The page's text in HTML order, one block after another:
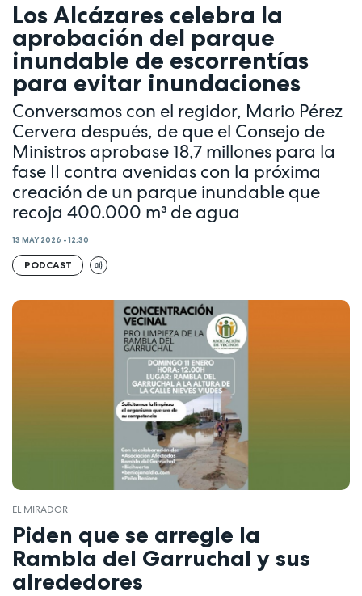
Los Alcázares celebra la
aprobación del parque
inundable de escorrentías
para evitar inundaciones
Conversamos con el regidor, Mario Pérez
Cervera después, de que el Consejo de
Ministros aprobase 18,7 millones para la
fase II contra avenidas con la próxima
creación de un parque inundable que
recoja 400.000 m³ de agua
13 MAY 2026 - 12:30
PODCAST
EL MIRADOR
Piden que se arregle la
Rambla del Garruchal y sus
alrededores